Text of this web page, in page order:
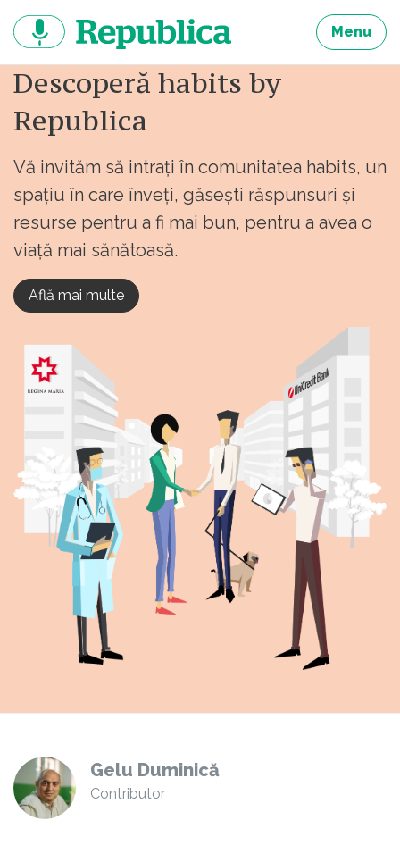
continut
Menu
Descoperă habits by
Republica
Vă invităm să intrați în comunitatea habits, un
spațiu în care înveți, găsești răspunsuri și
resurse pentru a fi mai bun, pentru a avea o
viață mai sănătoasă.
Află mai multe
Gelu Duminică
Contributor